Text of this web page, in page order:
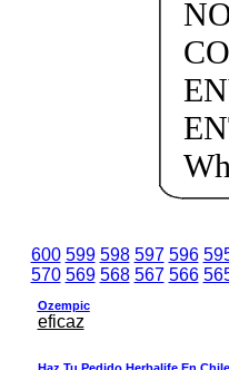
600 599 598 597 596
570 569 568 567 566
Ozempic
eficaz